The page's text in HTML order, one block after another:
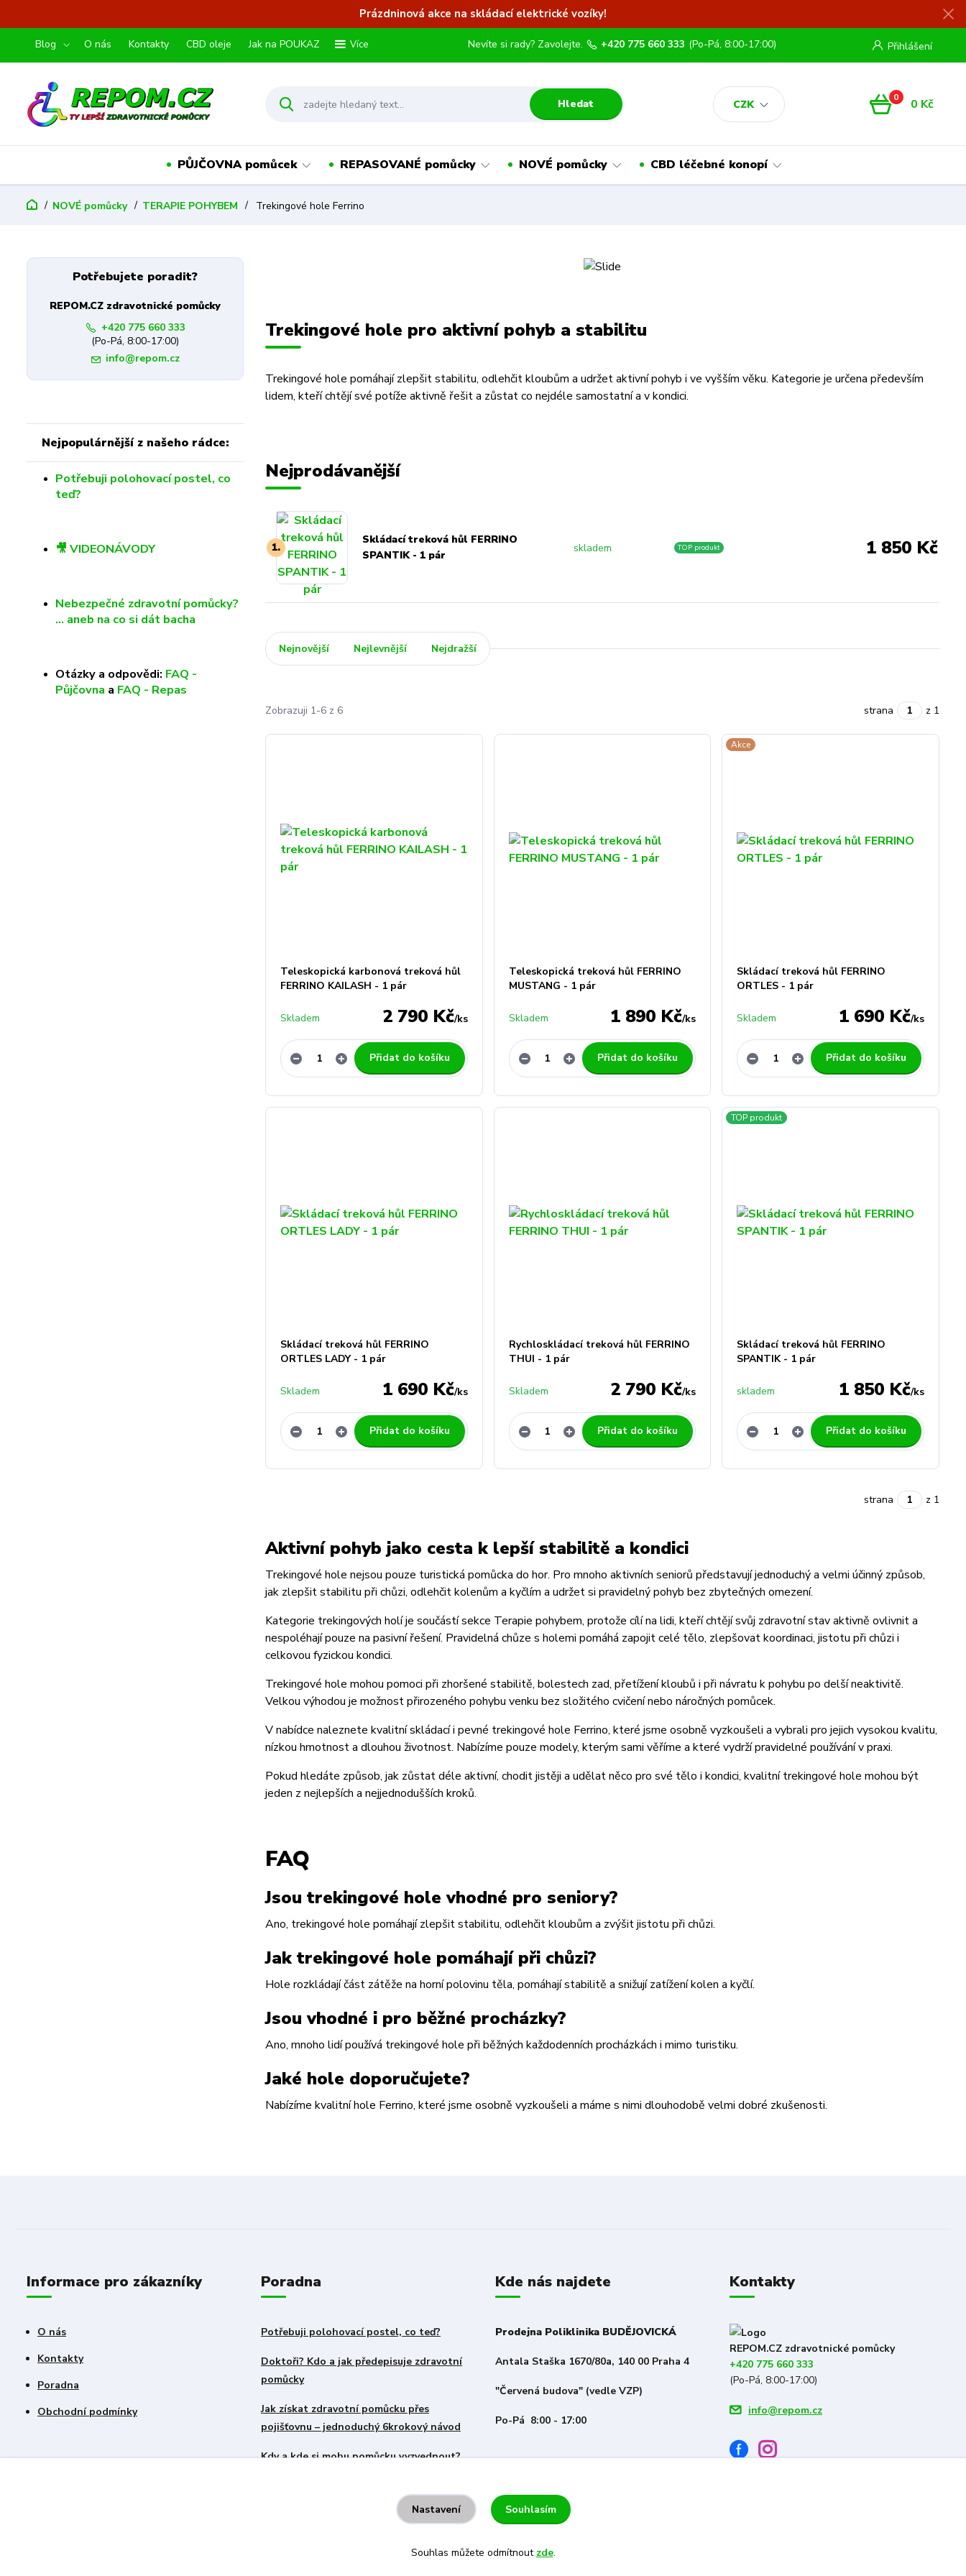
Prázdninová akce na skládací elektrické vozíky!
Blog O nás Kontakty CBD oleje Jak na POUKAZ Více
CZK
Přihlášení
Hledat
Nevíte si rady? Zavolejte. +420 775 660 333 (Po-Pá, 8:00-17:00)
0 0 Kč
PŮJČOVNA pomůcek REPASOVANÉ pomůcky NOVÉ pomůcky CBD léčebné konopí
NOVÉ pomůcky TERAPIE POHYBEM Trekingové hole Ferrino
Trekingové hole pro aktivní pohyb a stabilitu
Trekingové hole pomáhají zlepšit stabilitu, odlehčit kloubům a udržet aktivní pohyb i ve vyšším věku. Kategorie je určena především
lidem, kteří chtějí své potíže aktivně řešit a zůstat co nejdéle samostatní a v kondici.
Nejprodávanější
1.
Skládací treková hůl FERRINO
SPANTIK - 1 pár
skladem TOP produkt 1 850 Kč
Nejnovější Nejlevnější Nejdražší
Zobrazuji 1-6 z 6 strana z 1
Teleskopická karbonová treková hůl
FERRINO KAILASH - 1 pár
2 790 Kč/ks
Skladem
Přidat do košíku
Teleskopická treková hůl FERRINO
MUSTANG - 1 pár
1 890 Kč/ks
Skladem
Přidat do košíku
Akce
Skládací treková hůl FERRINO
ORTLES - 1 pár
1 690 Kč/ks
Skladem
Přidat do košíku
Skládací treková hůl FERRINO
ORTLES LADY - 1 pár
1 690 Kč/ks
Skladem
Přidat do košíku
Rychloskládací treková hůl FERRINO
THUI - 1 pár
2 790 Kč/ks
Skladem
Přidat do košíku
TOP produkt
Skládací treková hůl FERRINO
SPANTIK - 1 pár
1 850 Kč/ks
skladem
Přidat do košíku
strana z 1
Aktivní pohyb jako cesta k lepší stabilitě a kondici
Trekingové hole nejsou pouze turistická pomůcka do hor. Pro mnoho aktivních seniorů představují jednoduchý a velmi účinný způsob,
jak zlepšit stabilitu při chůzi, odlehčit kolenům a kyčlím a udržet si pravidelný pohyb bez zbytečných omezení.
Kategorie trekingových holí je součástí sekce Terapie pohybem, protože cílí na lidi, kteří chtějí svůj zdravotní stav aktivně ovlivnit a
nespoléhají pouze na pasivní řešení. Pravidelná chůze s holemi pomáhá zapojit celé tělo, zlepšovat koordinaci, jistotu při chůzi i
celkovou fyzickou kondici.
Trekingové hole mohou pomoci při zhoršené stabilitě, bolestech zad, přetížení kloubů i při návratu k pohybu po delší neaktivitě.
Velkou výhodou je možnost přirozeného pohybu venku bez složitého cvičení nebo náročných pomůcek.
V nabídce naleznete kvalitní skládací i pevné trekingové hole Ferrino, které jsme osobně vyzkoušeli a vybrali pro jejich vysokou kvalitu,
nízkou hmotnost a dlouhou životnost. Nabízíme pouze modely, kterým sami věříme a které vydrží pravidelné používání v praxi.
Pokud hledáte způsob, jak zůstat déle aktivní, chodit jistěji a udělat něco pro své tělo i kondici, kvalitní trekingové hole mohou být
jeden z nejlepších a nejjednodušších kroků.
FAQ
Jsou trekingové hole vhodné pro seniory?
Ano, trekingové hole pomáhají zlepšit stabilitu, odlehčit kloubům a zvýšit jistotu při chůzi.
Jak trekingové hole pomáhají při chůzi?
Hole rozkládají část zátěže na horní polovinu těla, pomáhají stabilitě a snižují zatížení kolen a kyčlí.
Jsou vhodné i pro běžné procházky?
Ano, mnoho lidí používá trekingové hole při běžných každodenních procházkách i mimo turistiku.
Jaké hole doporučujete?
Nabízíme kvalitní hole Ferrino, které jsme osobně vyzkoušeli a máme s nimi dlouhodobě velmi dobré zkušenosti.
Potřebujete poradit?
REPOM.CZ zdravotnické pomůcky
+420 775 660 333
(Po-Pá, 8:00-17:00)
info@repom.cz
Nejpopulárnější z našeho rádce:
Potřebuji polohovací postel, co
teď?
🎥 VIDEONÁVODY
Nebezpečné zdravotní pomůcky?
… aneb na co si dát bacha
Otázky a odpovědi: FAQ -
Půjčovna a FAQ - Repas
Informace pro zákazníky
O nás
Kontakty
Poradna
Obchodní podmínky
Poradna
Potřebuji polohovací postel, co teď?
Doktoři? Kdo a jak předepisuje zdravotní
pomůcky
Jak získat zdravotní pomůcku přes
pojišťovnu – jednoduchý 6krokový návod
Kdy a kde si mohu pomůcku vyzvednout?
Kde nás najdete
Prodejna Poliklinika BUDĚJOVICKÁ
Antala Staška 1670/80a, 140 00 Praha 4
"Červená budova" (vedle VZP)
Po-Pá 8:00 - 17:00
Kontakty
REPOM.CZ zdravotnické pomůcky
+420 775 660 333
(Po-Pá, 8:00-17:00)
info@repom.cz
Nastavení Souhlasím
Souhlas můžete odmítnout zde.